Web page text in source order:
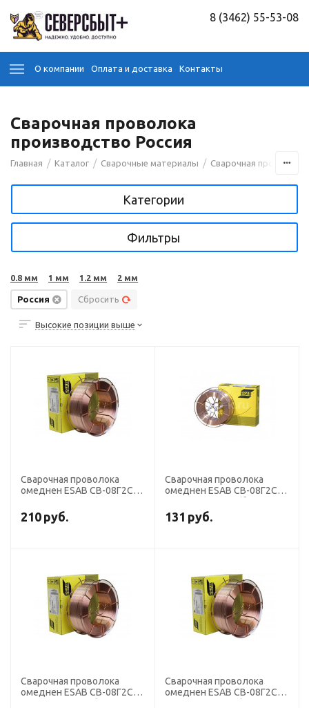
8 (3462) 55-53-08
О компании Оплата и доставка Контакты
Сварочная проволока
производство Россия
Главная / Каталог / Сварочные материалы / Сварочная проволока
Категории
Фильтры
0.8 мм 1 мм 1.2 мм 2 мм
Россия Сбросить
Высокие позиции выше
Сварочная проволока
омеднен ESAB СВ-08Г2С
18 кг)
210 руб.
Сварочная проволока
омеднен ESAB СВ-08Г2С
кг)
131 руб.
Сварочная проволока
омеднен ESAB СВ-08Г2С
Сварочная проволока
омеднен ESAB СВ-08Г2С